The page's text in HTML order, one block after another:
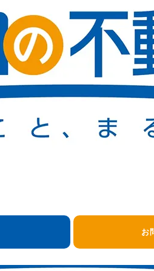
お
た
ていなかった配管内の影響で、
子をご確認ください。
合や、濁りが強い場合は、管理
ます。